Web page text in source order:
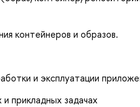
контейнеров и образов.
и эксплуатации
прикладных задачах